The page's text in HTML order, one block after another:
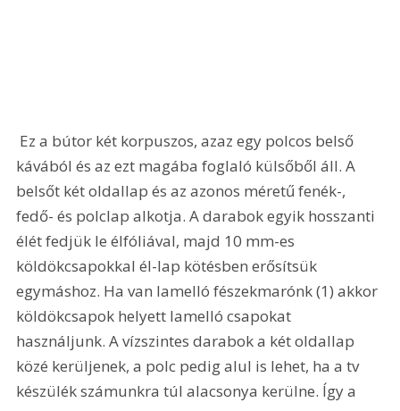
kávából és az ezt magába foglaló külsőből áll. A
belsőt két oldallap és az azonos méretű fenék-,
fedő- és polclap alkotja. A darabok egyik hosszanti
élét fedjük le élfóliával, majd 10 mm-es
köldökcsapokkal él-lap kötésben erősítsük
egymáshoz. Ha van lamelló fészekmarónk (1) akkor
köldökcsapok helyett lamelló csapokat
használjunk. A vízszintes darabok a két oldallap
közé kerüljenek, a polc pedig alul is lehet, ha a tv
készülék számunkra túl alacsonya kerülne. Így a